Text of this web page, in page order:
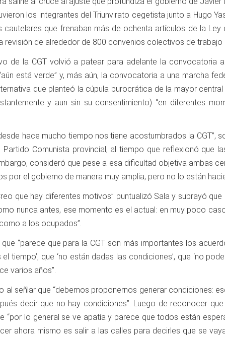
los integrantes del Triunvirato cegetista junto a Hugo
que frenaban más de ochenta artículos de la
revisión de alrededor de 800 convenios colectivos de
de la CGT volvió a patear para adelante la convocatoria
está verde” y, más aún, la convocatoria a una marcha
que planteó la cúpula burocrática de la mayor
y aun sin su consentimiento) “en diferentes
hace mucho tiempo nos tiene acostumbrados la CGT”,
Comunista provincial, al tiempo que reflexionó que
consideró que pese a esa dificultad objetiva ambas
el gobierno de manera muy amplia, pero no lo están
que hay diferentes motivos” puntualizó Sala y subrayó
nunca antes, ese momento es el actual: en muy poco
a los ocupados”.
“parece que para la CGT son más importantes los
tiempo’, que ‘no están dadas las condiciones’, que ‘no
varios años”.
señlar que “debemos proponernos generar condiciones:
decir que no hay condiciones”. Luego de reconocer
“por lo general se ve apatía y parece que todos están
ahora mismo es salir a las calles para decirles que se